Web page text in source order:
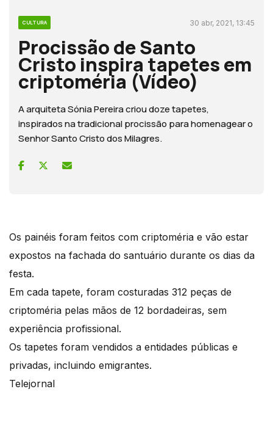
CULTURA 30 abr, 2021, 13:45
Procissão de Santo
Cristo inspira tapetes em
criptoméria (Vídeo)
A arquiteta Sónia Pereira criou doze tapetes,
inspirados na tradicional procissão para homenagear o
Senhor Santo Cristo dos Milagres.
Os painéis foram feitos com criptoméria e vão estar
expostos na fachada do santuário durante os dias da
festa.
Em cada tapete, foram costuradas 312 peças de
criptoméria pelas mãos de 12 bordadeiras, sem
experiência profissional.
Os tapetes foram vendidos a entidades públicas e
privadas, incluindo emigrantes.
Telejornal